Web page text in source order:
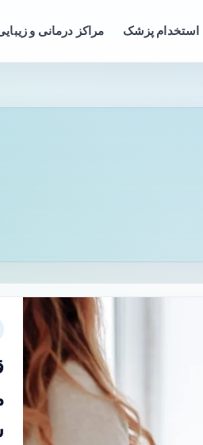
استخدام پزشک مراکز درمانی و